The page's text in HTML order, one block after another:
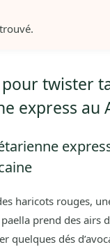
twister
express au
haricots rouges,
prend des airs
quelques dés